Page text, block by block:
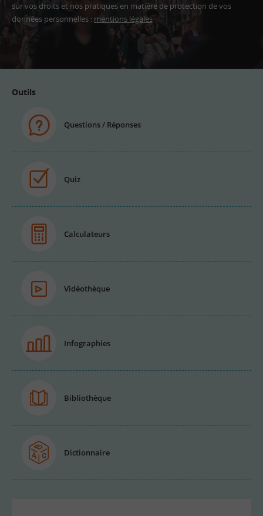
sur vos droits et nos pratiques en matière de protection de vos
données personnelles : mentions légales
Outils
Questions / Réponses
Quiz
Calculateurs
Vidéothèque
Infographies
Bibliothèque
Dictionnaire